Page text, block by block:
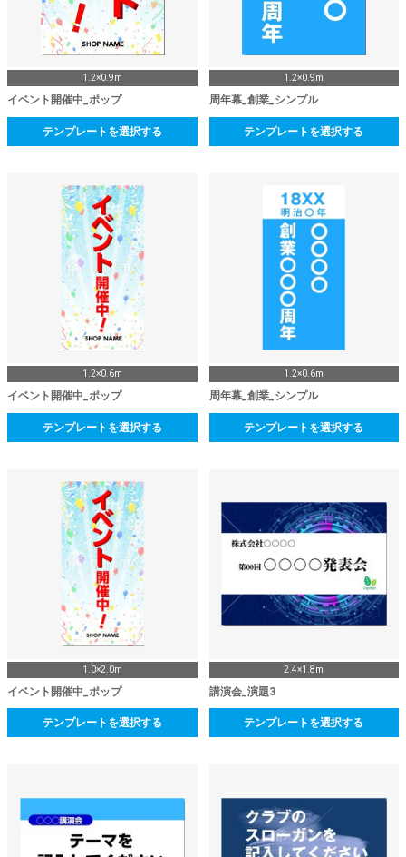
1.2×0.9m
イベント開催中_ポップ
テンプレートを選択する
1.2×0.9m
周年幕_創業_シンプル
テンプレートを選択する
1.2×0.6m
イベント開催中_ポップ
テンプレートを選択する
1.2×0.6m
周年幕_創業_シンプル
テンプレートを選択する
1.0×2.0m
イベント開催中_ポップ
テンプレートを選択する
2.4×1.8m
講演会_演題3
テンプレートを選択する